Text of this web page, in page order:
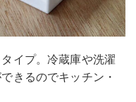
イプ。冷蔵庫や洗濯
きるのでキッチン・